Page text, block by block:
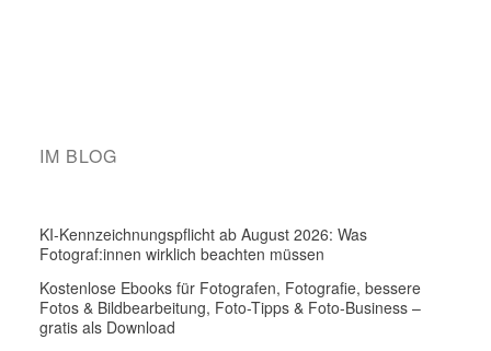
IM BLOG
KI-Kennzeichnungspflicht ab August 2026: Was
Fotograf:innen wirklich beachten müssen
Kostenlose Ebooks für Fotografen, Fotografie, bessere
Fotos & Bildbearbeitung, Foto-Tipps & Foto-Business –
gratis als Download